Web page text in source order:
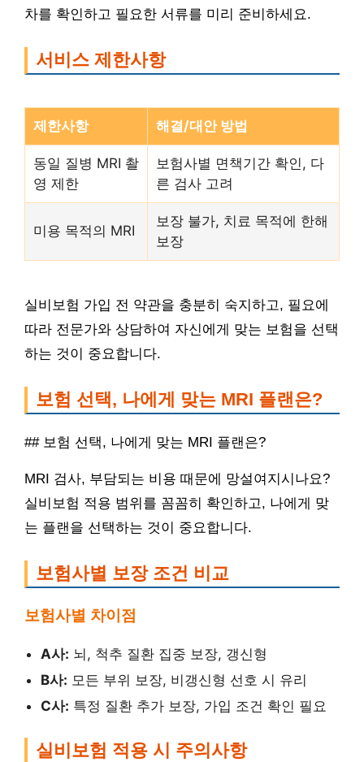
차를 확인하고 필요한 서류를 미리 준비하세요.
서비스 제한사항
제한사항 해결/대안 방법
동일 질병 MRI 촬
영 제한
보험사별 면책기간 확인, 다
른 검사 고려
미용 목적의 MRI
보장 불가, 치료 목적에 한해
보장
실비보험 가입 전 약관을 충분히 숙지하고, 필요에
따라 전문가와 상담하여 자신에게 맞는 보험을 선택
하는 것이 중요합니다.
보험 선택, 나에게 맞는 MRI 플랜은?
## 보험 선택, 나에게 맞는 MRI 플랜은?
MRI 검사, 부담되는 비용 때문에 망설여지시나요?
실비보험 적용 범위를 꼼꼼히 확인하고, 나에게 맞
는 플랜을 선택하는 것이 중요합니다.
보험사별 보장 조건 비교
보험사별 차이점
A사: 뇌, 척추 질환 집중 보장, 갱신형
B사: 모든 부위 보장, 비갱신형 선호 시 유리
C사: 특정 질환 추가 보장, 가입 조건 확인 필요
실비보험 적용 시 주의사항